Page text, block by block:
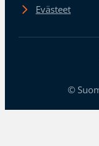
Evästeet
©